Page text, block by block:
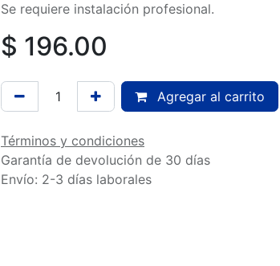
Se requiere instalación profesional.
$ 196.00
Agregar al carrito
Términos y condiciones
Garantía de devolución de 30 días
Envío: 2-3 días laborales